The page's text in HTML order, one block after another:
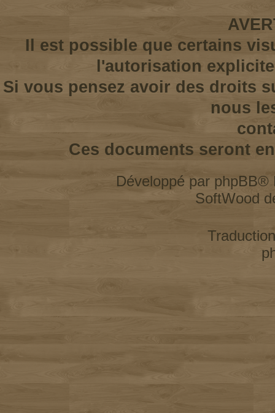
Il est possible que certains
l'autorisation
Si vous pensez avoir des droits
nous
Ces documents seront
Développé par phpBB®
SoftWood